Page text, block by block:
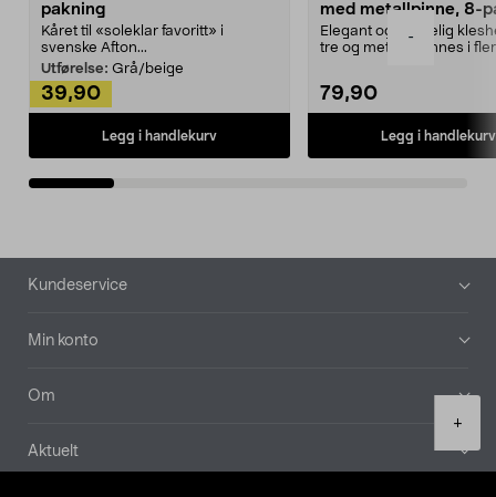
-
+
pakning
Kåret til «soleklar favoritt» i
svenske Afton...
Utførelse: Grå/beige
39,90
Legg i handlekurv
med metallpinne, 8-
Elegant og skikkelig
tre og metall – finnes i
79,90
Legg i handlekurv
Bunntekst
Kundeservice
Min konto
Om
Aktuelt